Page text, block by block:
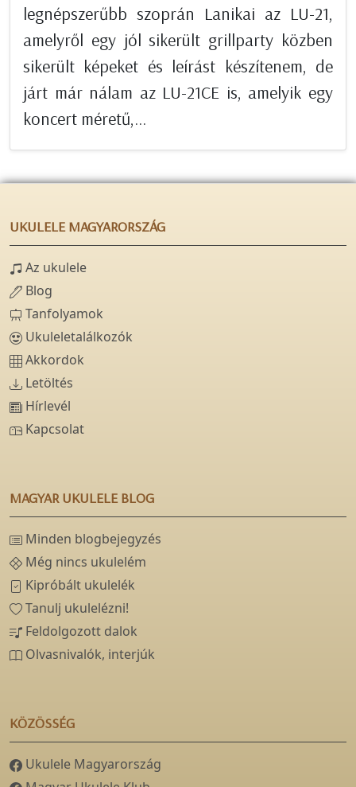
legnépszerűbb szoprán Lanikai az LU-21,
amelyről egy jól sikerült grillparty közben
sikerült képeket és leírást készítenem, de
járt már nálam az LU-21CE is, amelyik egy
koncert méretű,...
UKULELE MAGYARORSZÁG
Az ukulele
Blog
Tanfolyamok
Ukuleletalálkozók
Akkordok
Letöltés
Hírlevél
Kapcsolat
MAGYAR UKULELE BLOG
Minden blogbejegyzés
Még nincs ukulelém
Kipróbált ukulelék
Tanulj ukulelézni!
Feldolgozott dalok
Olvasnivalók, interjúk
KÖZÖSSÉG
Ukulele Magyarország